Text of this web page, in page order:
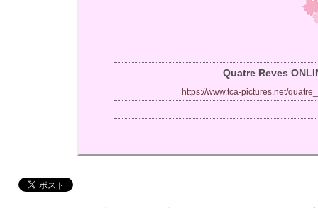
Quatre Reves
https://www.tca-pictures.net/